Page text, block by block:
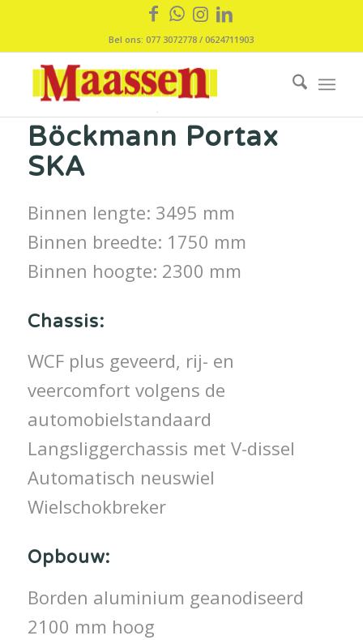
Bel ons: 077 3072778 / 0624711903
Böckmann Portax
SKA
Binnen lengte: 3495 mm
Binnen breedte: 1750 mm
Binnen hoogte: 2300 mm
Chassis:
WCF plus geveerd, rij- en
veercomfort volgens de
automobielstandaard
Langsliggerchassis met V-dissel
Automatisch neuswiel
Wielschokbreker
Opbouw:
Borden aluminium geanodiseerd
2100 mm hoog